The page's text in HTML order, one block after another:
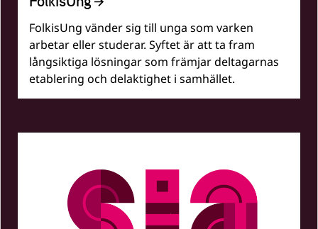
FolkisUng vänder sig till unga som varken
arbetar eller studerar. Syftet är att ta fram
långsiktiga lösningar som främjar deltagarnas
etablering och delaktighet i samhället.